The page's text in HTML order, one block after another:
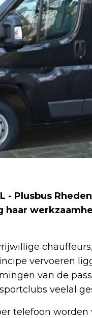
- Plusbus
vervoeren
van de
veelal
telefoon